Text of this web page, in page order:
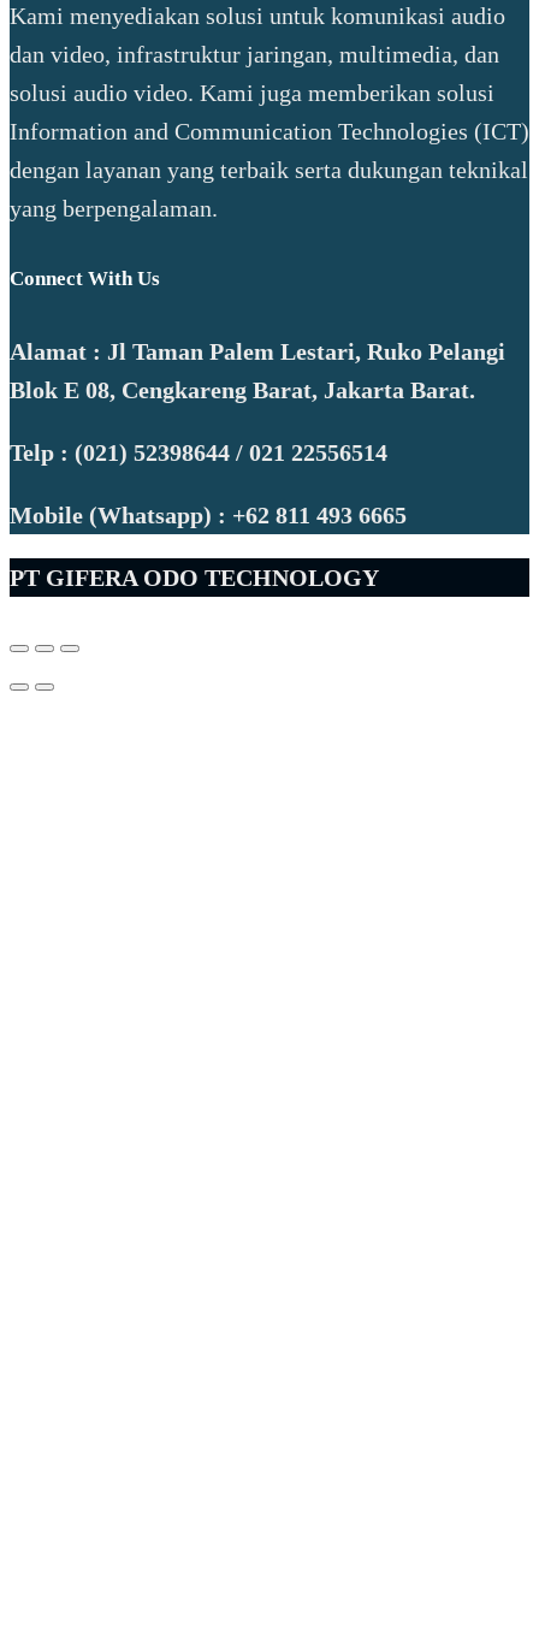
Kami menyediakan solusi untuk komunikasi audio
dan video, infrastruktur jaringan, multimedia, dan
solusi audio video. Kami juga memberikan solusi
Information and Communication Technologies (ICT)
dengan layanan yang terbaik serta dukungan teknikal
yang berpengalaman.
Connect With Us
Alamat : Jl Taman Palem Lestari, Ruko Pelangi
Blok E 08, Cengkareng Barat, Jakarta Barat.
Telp : (021) 52398644 / 021 22556514
Mobile (Whatsapp) : +62 811 493 6665
PT GIFERA ODO TECHNOLOGY